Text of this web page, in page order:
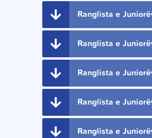
Ranglista e
Ranglista e
Ranglista e
Ranglista e
Ranglista e